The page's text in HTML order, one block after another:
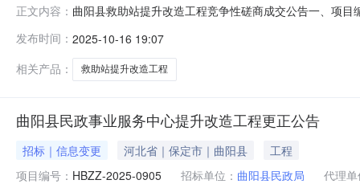
正文内容： 曲阳县救助站提升改造工程竞争性磋商成交公告一、项
范围工程项目经理工程执业证书信息中标金额下浮率费
发布时间： 2025-10-16 19:07
相关产品：
救助站提升改造工程
曲阳县民政事业服务中心提升改造工程更正公告
招标｜信息变更 河北省｜保定市｜曲阳县
工程
项目编号： HBZZ-2025-0905 招标单位： 曲阳县民政局
代理